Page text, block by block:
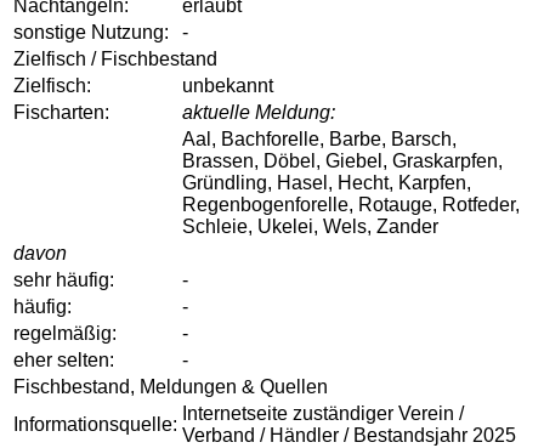
Nachtangeln:
erlaubt
sonstige Nutzung:
-
Zielfisch / Fischbestand
Zielfisch:
unbekannt
Fischarten:
aktuelle Meldung:
Aal, Bachforelle, Barbe, Barsch,
Brassen, Döbel, Giebel, Graskarpfen,
Gründling, Hasel, Hecht, Karpfen,
Regenbogenforelle, Rotauge, Rotfeder,
Schleie, Ukelei, Wels, Zander
davon
sehr häufig:
-
häufig:
-
regelmäßig:
-
eher selten:
-
Fischbestand, Meldungen & Quellen
Informationsquelle:
Internetseite zuständiger Verein /
Verband / Händler / Bestandsjahr 2025